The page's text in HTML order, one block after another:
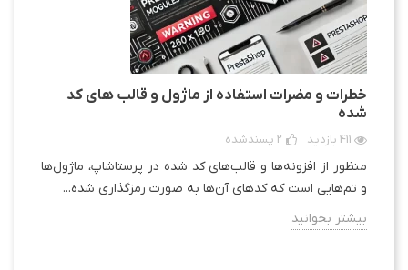
برای مشاهده دمو مدیریت و امکانات این
ماژول می توانید به لینک زیر مراجعه کنید،
اطلاعات ورود به مدیریت دمو در صفحه
ورود مشخص شده است.
دموی ماژول در وب سایت
دموی ماژول در پنل مدیریت
خطرات و مضرات استفاده از ماژول و قالب های کد
شده
411 بازدید 2 پسندشده
منظور از افزونه‌ها و قالب‌های کد شده در پرستاشاپ، ماژول‌ها
و تم‌هایی است که کدهای آن‌ها به صورت رمزگذاری شده...
بیشتر بخوانید